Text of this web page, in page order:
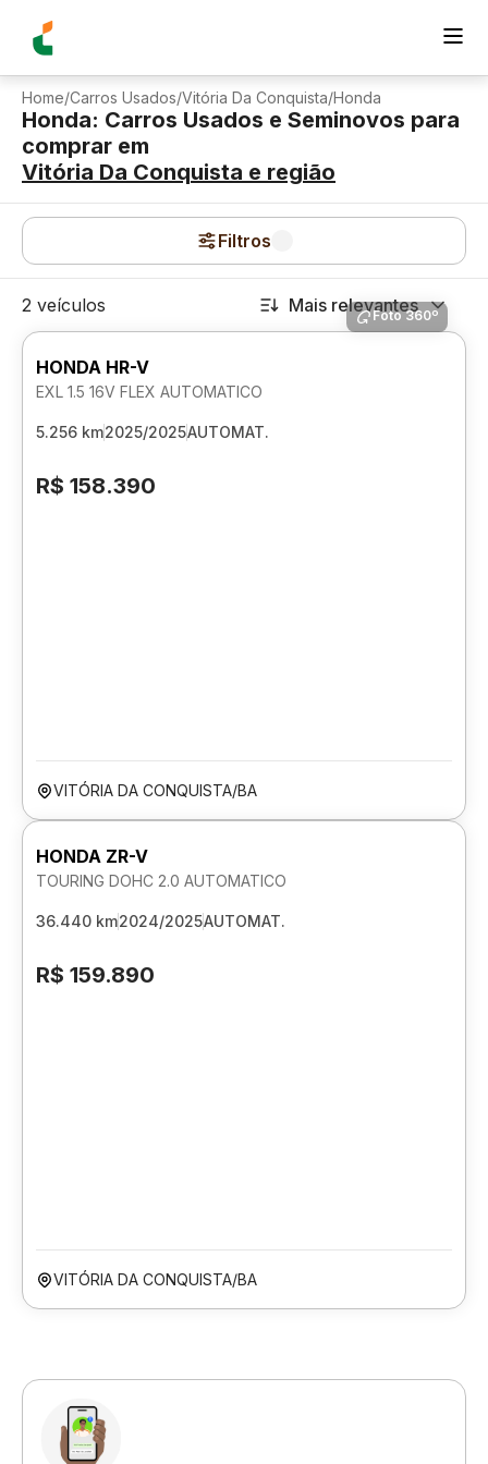
Home/Carros Usados/Vitória Da Conquista/Honda
Honda: Carros Usados e Seminovos para
comprar em
Vitória Da Conquista e região
Filtros
2 veículos Mais relevantes
Foto 360º
HONDA HR-V
EXL 1.5 16V FLEX AUTOMATICO
5.256 km2025/2025AUTOMAT.
R$ 158.390
VITÓRIA DA CONQUISTA/BA
HONDA ZR-V
TOURING DOHC 2.0 AUTOMATICO
36.440 km2024/2025AUTOMAT.
R$ 159.890
VITÓRIA DA CONQUISTA/BA